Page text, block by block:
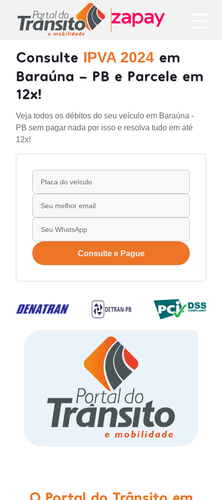
Consulte IPVA 2024 em
Baraúna - PB e Parcele em
12x!
Veja todos os débitos do seu veículo em Baraúna -
PB sem pagar nada por isso e resolva tudo em até
12x!
Consulte e Pague